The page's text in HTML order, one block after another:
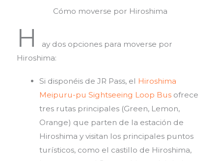
Cómo moverse por Hiroshima
H
ay dos opciones para moverse por
Hiroshima:
Si disponéis de JR Pass, el Hiroshima
Meipuru-pu Sightseeing Loop Bus ofrece
tres rutas principales (Green, Lemon,
Orange) que parten de la estación de
Hiroshima y visitan los principales puntos
turísticos, como el castillo de Hiroshima,